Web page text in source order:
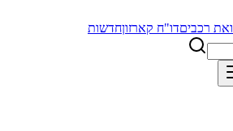
רכביםדו"ח קארזוןחדשות